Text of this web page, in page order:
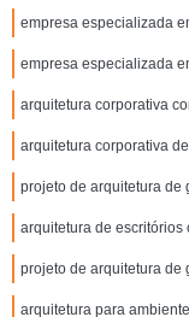
empresa especializada
empresa especializada
arquitetura corporativa
arquitetura corporativa
projeto de arquitetura de
arquitetura de escritórios
projeto de arquitetura de
arquitetura para